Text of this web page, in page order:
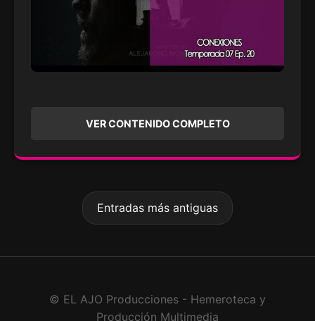
VER CONTENIDO COMPLETO
Entradas más antiguas
© EL AJO Producciones - Hemeroteca y
Producción Multimedia